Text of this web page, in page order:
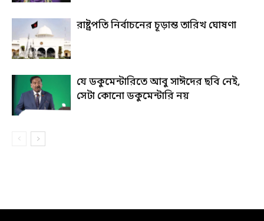
রাষ্ট্রপতি নির্বাচনের চূড়ান্ত তারিখ ঘোষণা
যে ডকুমেন্টারিতে আবু সাঈদের ছবি নেই,
সেটা কোনো ডকুমেন্টারি নয়